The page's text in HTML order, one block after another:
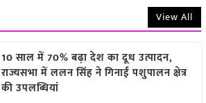
View All
10 साल में 70% बढ़ा देश का दूध उत्पादन,
राज्यसभा में ललन सिंह ने गिनाईं पशुपालन क्षेत्र
की उपलब्धियां